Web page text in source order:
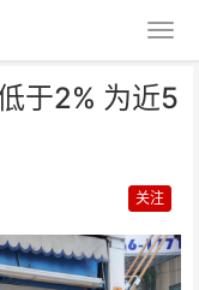
于2% 为近5
关注